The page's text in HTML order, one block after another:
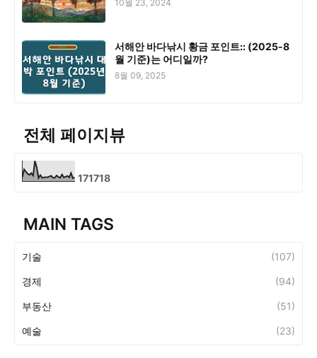
10월 23, 2024
서해안 바다낚시 황금 포인트:: (2025-8
월 기준)는 어디일까?
8월 09, 2025
전체 페이지뷰
171718
MAIN TAGS
기술 (107)
경제 (94)
부동산 (51)
예술 (23)